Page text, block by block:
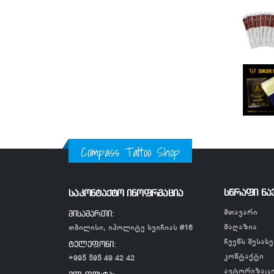
Compass Tattoo Shop
საკონტაქტო ინოფრმაცია
მისამართი:
თბილისი, იპოლიტე ხვიჩიას #16
ტელეფონი:
+995 595 49 42 42
სწრაფი
მთავარი
მაღაზია
ჩვენს
კონტაქტი